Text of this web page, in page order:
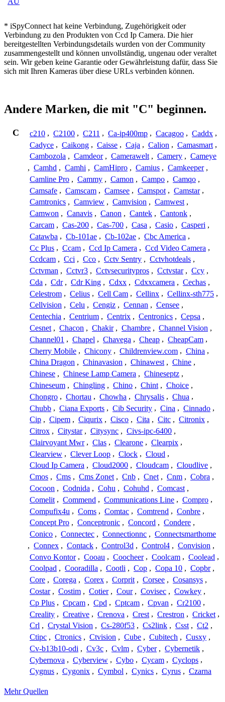
* iSpyConnect hat keine Verbindung, Zugehörigkeit oder
Verbindung zu den Produkten von Ccd Ip Camera. Die hier
bereitgestellten Verbindungsdetails wurden von der Community
zusammengestellt und können unvollständig, ungenau oder veraltet
sein. Wir geben keine Garantie oder Gewährleistung dafür, dass Sie
sich mit Ihren Kameras über diese URLs verbinden können.
Andere Marken, die mit "C" beginnen.
C c210 , C2100 , C211 , Ca-ip400mp , Cacagoo , Caddx ,
Cadyce , Caikong , Caisse , Caja , Calion , Camasmart ,
Cambozola , Camdeor , Camerawelt , Camery , Cameye
, Camhd , Camhi , CamHipro , Camius , Camkeeper ,
Camline Pro , Cammy , Camon , Campo , Camqo ,
Camsafe , Camscam , Camsee , Camspot , Camstar ,
Camtronics , Camview , Camvision , Camwest ,
Camwon , Canavis , Canon , Cantek , Cantonk ,
Carcam , Cas-200 , Cas-700 , Casa , Casio , Casperi ,
Catawba , Cb-101ae , Cb-102ae , Cbc America ,
Cc Plus , Ccam , Ccd Ip Camera , Ccd Video Camera ,
Ccdcam , Cci , Cco , Cctv Sentry , Cctvhotdeals ,
Cctvman , Cctvr3 , Cctvsecuritypros , Cctvstar , Ccy ,
Cda , Cdr , Cdr King , Cdxx , Cdxxcamera , Cechas ,
Celestrom , Celius , Cell Cam , Cellinx , Cellinx-sth775 ,
Cellvision , Celu , Cengiz , Cennan , Censee ,
Centechia , Centrium , Centrix , Centronics , Cepsa ,
Cesnet , Chacon , Chakir , Chambre , Channel Vision ,
Channel01 , Chapel , Chavega , Cheap , CheapCam ,
Cherry Mobile , Chicony , Childrenview.com , China ,
China Dragon , Chinavasion , Chinawest , Chine ,
Chinese , Chinese Lamp Camera , Chineseptz ,
Chineseum , Chingling , Chino , Chint , Choice ,
Chongro , Chortau , Chowha , Chrysalis , Chua ,
Chubb , Ciana Exports , Cib Security , Cina , Cinnado ,
Cip , Cipem , Ciqurix , Cisco , Cita , Citc , Citronix ,
Citrox , Citystar , Citysync , Civs-ipc-6400 ,
Clairvoyant Mwr , Clas , Clearone , Clearpix ,
Clearview , Clever Loop , Clock , Cloud ,
Cloud Ip Camera , Cloud2000 , Cloudcam , Cloudlive ,
Cmos , Cms , Cms Zonet , Cnb , Cnet , Cnm , Cobra ,
Cocoon , Codnida , Cohu , Cohuhd , Comcast ,
Comelit , Commend , Communications Line , Compro ,
Compufix4u , Coms , Comtac , Comtrend , Conbre ,
Concept Pro , Conceptronic , Concord , Condere ,
Conico , Connectec , Connectionnc , Connectsmarthome
, Connex , Contack , Control3d , Control4 , Convision ,
Convo Kontor , Cooau , Coocheer , Coolcam , Coolead ,
Coolpad , Cooradilla , Cootli , Cop , Copa 10 , Copbr ,
Core , Corega , Corex , Corprit , Corsee , Cosansys ,
Costar , Costim , Cotier , Cour , Covisec , Cowkey ,
Cp Plus , Cpcam , Cpd , Cptcam , Cpvan , Cr2100 ,
Creality , Creative , Crenova , Crest , Crestron , Cricket ,
Crl , Crystal Vision , Cs-280f53 , Cs2link , Csst , Ct2 ,
Ctipc , Ctronics , Ctvision , Cube , Cubitech , Cusxy ,
Cv-b13b10-odi , Cv3c , Cvlm , Cyber , Cybernetik ,
Cybernova , Cyberview , Cybo , Cycam , Cyclops ,
Cygnus , Cygonix , Cymbol , Cynics , Cyrus , Czarna
Mehr Quellen